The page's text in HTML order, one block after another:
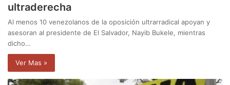
ultraderecha
Al menos 10 venezolanos de la oposición ultrarradical apoyan y
asesoran al presidente de El Salvador, Nayib Bukele, mientras
dicho…
Ver Mas »